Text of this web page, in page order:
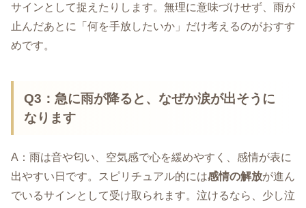
サインとして捉えたりします。無理に意味づけせず、雨が
止んだあとに「何を手放したいか」だけ考えるのがおすす
めです。
Q3：急に雨が降ると、なぜか涙が出そうに
なります
A：雨は音や匂い、空気感で心を緩めやすく、感情が表に
出やすい日です。スピリチュアル的には感情の解放が進ん
でいるサインとして受け取られます。泣けるなら、少し泣